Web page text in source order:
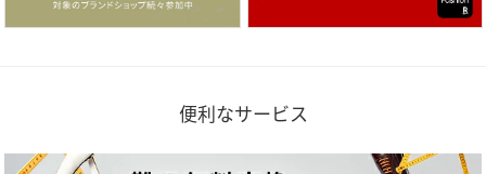
便利なサービス